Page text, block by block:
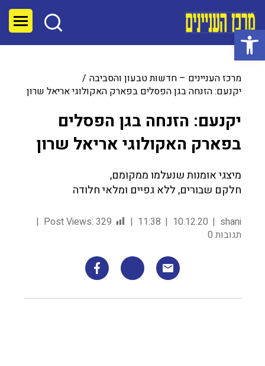
פתח סרגל נגישות
מרכז העניינים – חדשות טבעון והסביבה
יקנעם: הזנחה בגן הפסלים בפארק האקולוגי אריאל שרון
יקנעם: הזנחה בגן הפסלים
בפארק האקולוגי אריאל שרון
מיצגי אומנות שנעלמו ממקומם,
חלקם שבורים, ללא גפיים ומלאי חלודה
shani
10.12.20
11:38
Post Views: 329
תגובות 0